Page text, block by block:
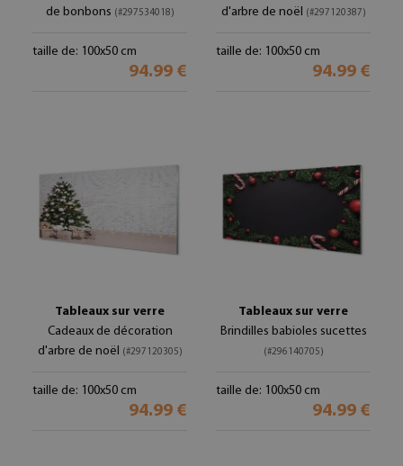
de bonbons (#297534018)
taille de: 100x50 cm
94.99 €
d'arbre de noël (#297120387)
taille de: 100x50 cm
94.99 €
Tableaux sur verre
Cadeaux de décoration
d'arbre de noël (#297120305)
taille de: 100x50 cm
94.99 €
Tableaux sur verre
Brindilles babioles sucettes
(#296140705)
taille de: 100x50 cm
94.99 €